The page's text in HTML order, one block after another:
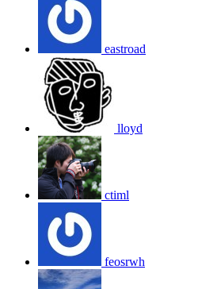
eastroad
lloyd
ctiml
feosrwh